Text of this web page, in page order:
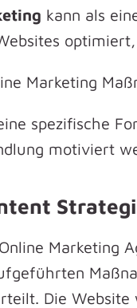
kann als
Marketing
spezifische
motiviert
Marketing
Die